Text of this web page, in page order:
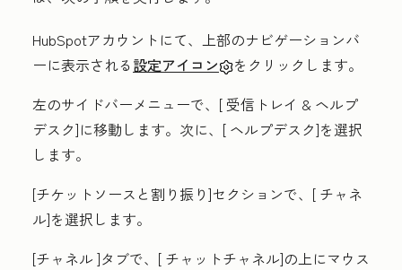
HubSpotアカウントにて、上部のナビゲーションバ
ーに表示される設定アイコン
をクリックします。
左のサイドバーメニューで、[ 受信トレイ & ヘルプ
デスク]に移動します。 次に、[ ヘルプデスク]を選択
します。
[チケットソースと割り振り]セクションで、[ チャネ
ル]を選択します。
[チャネル ]タブで、[ チャットチャネル]の上にマウス